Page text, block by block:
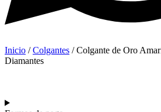
Inicio /Colgantes / Colgante de Oro
Diamantes